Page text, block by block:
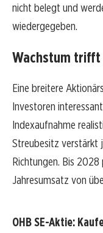
nicht belegt und
wiedergegeben.
Wachstum
Eine breitere
Investoren
Indexaufnahme
Streubesitz verstärkt
Richtungen. Bis
Jahresumsatz von
OHB SE-Aktie: